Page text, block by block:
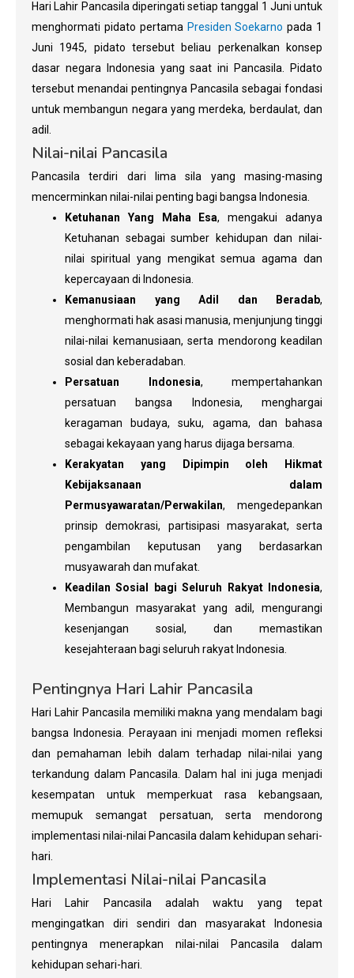
Hari Lahir Pancasila diperingati setiap tanggal 1 Juni untuk
menghormati pidato pertama Presiden Soekarno pada 1
Juni 1945, pidato tersebut beliau perkenalkan konsep
dasar negara Indonesia yang saat ini Pancasila. Pidato
tersebut menandai pentingnya Pancasila sebagai fondasi
untuk membangun negara yang merdeka, berdaulat, dan
adil.
Nilai-nilai Pancasila
Pancasila terdiri dari lima sila yang masing-masing
mencerminkan nilai-nilai penting bagi bangsa Indonesia.
Ketuhanan Yang Maha Esa, mengakui adanya
Ketuhanan sebagai sumber kehidupan dan nilai-
nilai spiritual yang mengikat semua agama dan
kepercayaan di Indonesia.
Kemanusiaan yang Adil dan Beradab,
menghormati hak asasi manusia, menjunjung tinggi
nilai-nilai kemanusiaan, serta mendorong keadilan
sosial dan keberadaban.
Persatuan Indonesia, mempertahankan
persatuan bangsa Indonesia, menghargai
keragaman budaya, suku, agama, dan bahasa
sebagai kekayaan yang harus dijaga bersama.
Kerakyatan yang Dipimpin oleh Hikmat
Kebijaksanaan dalam
Permusyawaratan/Perwakilan, mengedepankan
prinsip demokrasi, partisipasi masyarakat, serta
pengambilan keputusan yang berdasarkan
musyawarah dan mufakat.
Keadilan Sosial bagi Seluruh Rakyat Indonesia,
Membangun masyarakat yang adil, mengurangi
kesenjangan sosial, dan memastikan
kesejahteraan bagi seluruh rakyat Indonesia.
Pentingnya Hari Lahir Pancasila
Hari Lahir Pancasila memiliki makna yang mendalam bagi
bangsa Indonesia. Perayaan ini menjadi momen refleksi
dan pemahaman lebih dalam terhadap nilai-nilai yang
terkandung dalam Pancasila. Dalam hal ini juga menjadi
kesempatan untuk memperkuat rasa kebangsaan,
memupuk semangat persatuan, serta mendorong
implementasi nilai-nilai Pancasila dalam kehidupan sehari-
hari.
Implementasi Nilai-nilai Pancasila
Hari Lahir Pancasila adalah waktu yang tepat
mengingatkan diri sendiri dan masyarakat Indonesia
pentingnya menerapkan nilai-nilai Pancasila dalam
kehidupan sehari-hari.